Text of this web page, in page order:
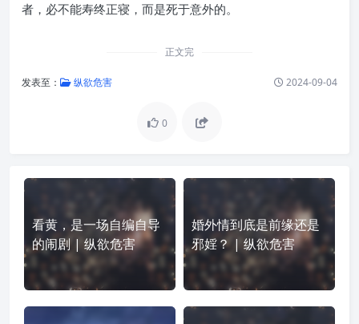
者，必不能寿终正寝，而是死于意外的。
正文完
发表至： 纵欲危害 2024-09-04
0
看黄，是一场自编自导
的闹剧 | 纵欲危害
婚外情到底是前缘还是
邪婬？ | 纵欲危害